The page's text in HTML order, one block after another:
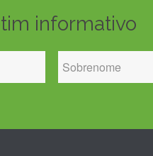
informativo